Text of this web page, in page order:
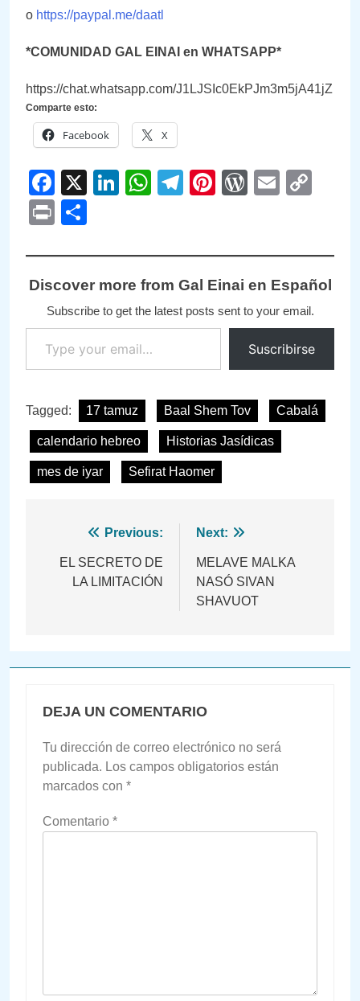
o https://paypal.me/daatl
*COMUNIDAD GAL EINAI en WHATSAPP*
https://chat.whatsapp.com/J1LJSIc0EkPJm3m5jA41jZ
Comparte esto:
Facebook X
Facebook
X LinkedIn
WhatsApp
Telegram
PinterestEmail
Print
Discover more from Gal Einai en Español
Subscribe to get the latest posts sent to your email.
Type your email…
Suscribirse
Tagged: 17 tamuz Baal Shem Tov Cabalá
calendario hebreo Historias Jasídicas
mes de iyar Sefirat Haomer
Navegación
de
Previous:
EL SECRETO DE
LA LIMITACIÓN
Next:
MELAVE MALKA
NASÓ SIVAN
SHAVUOT
DEJA UN COMENTARIO
Tu dirección de correo electrónico no será
publicada. Los campos obligatorios están
marcados con *
Comentario *